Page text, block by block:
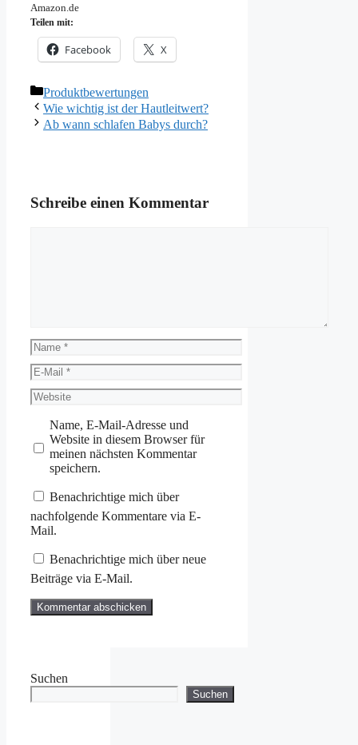
Amazon.de
Teilen mit:
Facebook X
Kategorien
Produktbewertungen
Wie wichtig ist der Hautleitwert?
Ab wann schlafen Babys durch?
Schreibe einen Kommentar
Name
E-
Mail
Website
Name, E-Mail-Adresse und
Website in diesem Browser für
meinen nächsten Kommentar
speichern.
Benachrichtige mich über
nachfolgende Kommentare via E-
Mail.
Benachrichtige mich über neue
Beiträge via E-Mail.
Suchen
Suchen